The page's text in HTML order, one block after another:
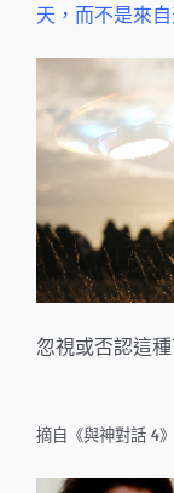
天，而不是來
忽視或否認這
摘自《與神對話 4